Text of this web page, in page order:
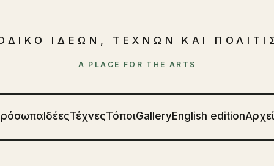
ΙΔΕΩΝ, ΤΕΧΝΩΝ ΚΑΙ
A PLACE FOR THE ARTS
ΙδέεςΤέχνεςΤόποιGalleryEnglish edition